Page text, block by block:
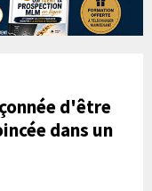
d'être
dans un